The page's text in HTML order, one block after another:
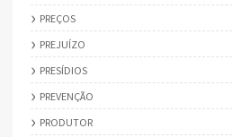
PREÇOS
PREJUÍZO
PRESÍDIOS
PREVENÇÃO
PRODUTOR